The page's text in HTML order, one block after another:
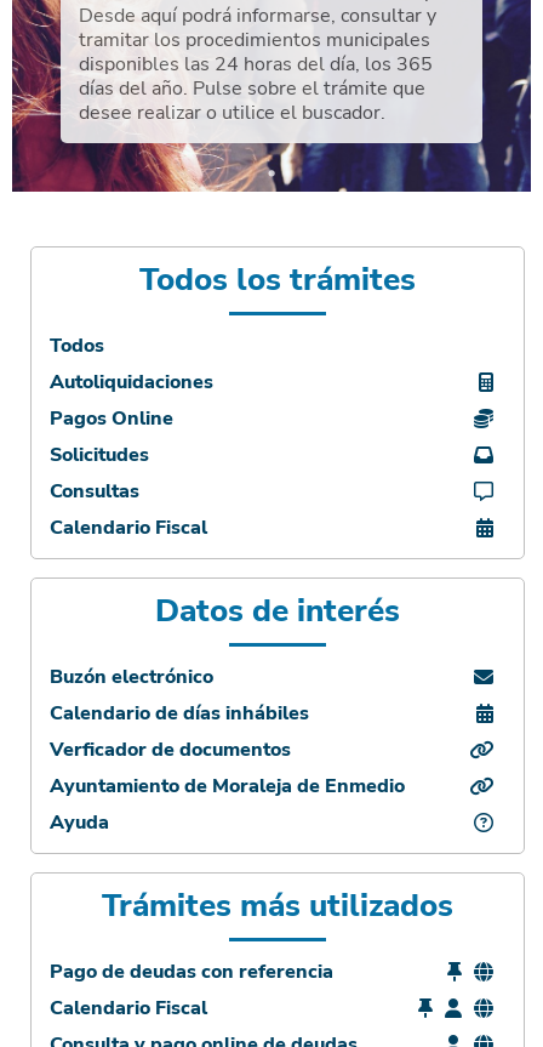
Desde aquí podrá informarse, consultar y
tramitar los procedimientos municipales
disponibles las 24 horas del día, los 365
días del año. Pulse sobre el trámite que
desee realizar o utilice el buscador.
Todos los trámites
Todos
Autoliquidaciones
Pagos Online
Solicitudes
Consultas
Calendario Fiscal
Datos de interés
Buzón electrónico
Calendario de días inhábiles
Verficador de documentos
Ayuntamiento de Moraleja de Enmedio
Ayuda
Trámites más utilizados
Pago de deudas con referencia
Calendario Fiscal